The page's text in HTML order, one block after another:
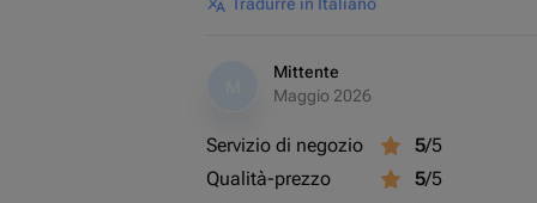
Mittente
Maggio 2026
Servizio di negozio 5/5
Qualità-prezzo
5/5